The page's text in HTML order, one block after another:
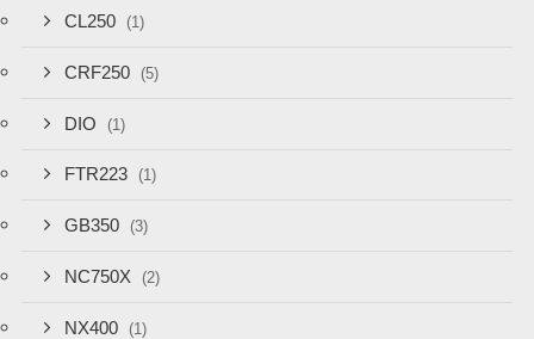
CL250 (1)
CRF250 (5)
DIO (1)
FTR223 (1)
GB350 (3)
NC750X (2)
NX400 (1)